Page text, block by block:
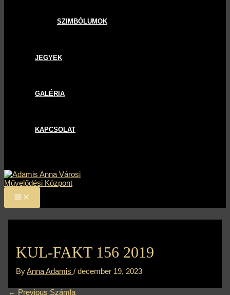
SZIMBÓLUMOK
JEGYEK
GALÉRIA
KAPCSOLAT
KUL-FAKT 156 2019
ByAnna Adamis/december 19, 2023
← Previous Számla